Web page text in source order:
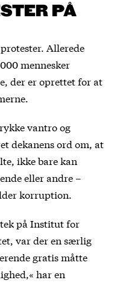
PÅ
Allerede
mennesker
der er oprettet for at
vantro og
dekanens ord om, at
ikke bare kan
eller andre –
korruption.
på Institut for
var der en særlig
gratis måtte
har en